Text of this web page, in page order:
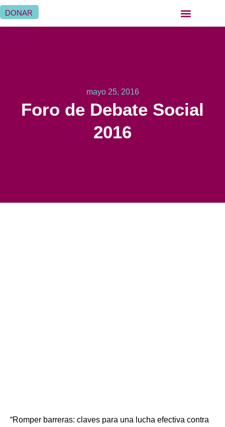
DONAR
mayo 25, 2016
Foro de Debate Social
2016
“Romper barreras: claves para una lucha efectiva contra